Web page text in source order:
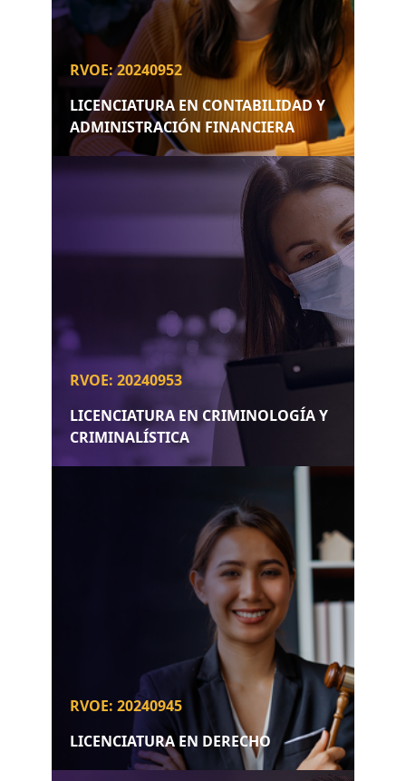
RVOE: 20240952
LICENCIATURA EN CONTABILIDAD Y
ADMINISTRACIÓN FINANCIERA
RVOE: 20240953
LICENCIATURA EN CRIMINOLOGÍA Y
CRIMINALÍSTICA
RVOE: 20240945
LICENCIATURA EN DERECHO